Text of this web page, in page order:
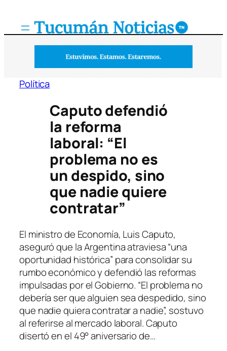
Política
Caputo defendió
la reforma
laboral: “El
problema no es
un despido, sino
que nadie quiere
contratar”
El ministro de Economía, Luis Caputo,
aseguró que la Argentina atraviesa “una
oportunidad histórica” para consolidar su
rumbo económico y defendió las reformas
impulsadas por el Gobierno. “El problema no
debería ser que alguien sea despedido, sino
que nadie quiera contratar a nadie”, sostuvo
al referirse al mercado laboral. Caputo
disertó en el 49° aniversario de…